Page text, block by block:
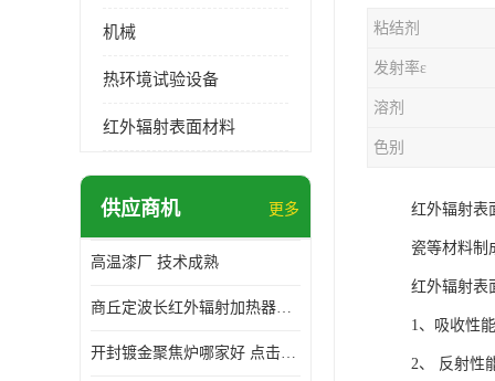
机械
热环境试验设备
红外辐射表面材料
供应商机 更多
高温漆厂 技术成熟
商丘定波长红外辐射加热器厂家 安装简单
开封镀金聚焦炉哪家好 点击了解 标志明显
粘结剂
发射率ε
溶剂
色别
红外辐射表
瓷等材料制
红外辐射表
1、吸收性
2、 反射性